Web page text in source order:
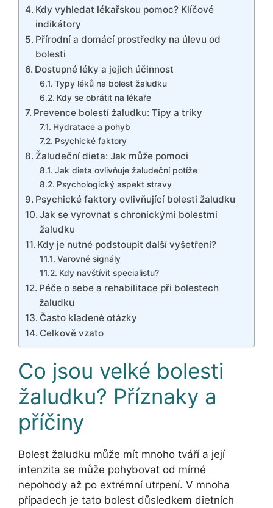
Kdy vyhledat lékařskou pomoc? Klíčové
indikátory
Přírodní a domácí prostředky na úlevu od
bolesti
Dostupné léky a jejich účinnost
Typy léků na bolest žaludku
Kdy se obrátit na lékaře
Prevence bolestí žaludku: Tipy a triky
Hydratace a pohyb
Psychické faktory
Žaludeční dieta: Jak může pomoci
Jak dieta ovlivňuje žaludeční potíže
Psychologický aspekt stravy
Psychické faktory ovlivňující bolesti žaludku
Jak se vyrovnat s chronickými bolestmi
žaludku
Kdy je nutné podstoupit další vyšetření?
Varovné signály
Kdy navštívit specialistu?
Péče o sebe a rehabilitace při bolestech
žaludku
Často kladené otázky
Celkově vzato
Co jsou velké bolesti
žaludku? Příznaky a
příčiny
Bolest žaludku může mít mnoho tváří a její
intenzita se může pohybovat od mírné
nepohody až po extrémní utrpení. V mnoha
případech je tato bolest důsledkem dietních